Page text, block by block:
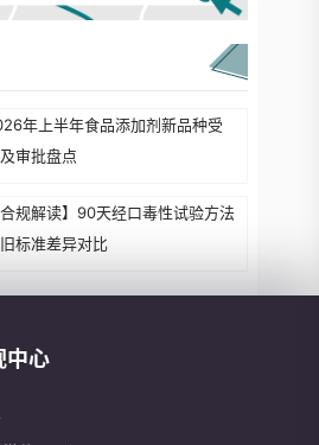
年上半年食品添加剂新品种受
审批盘点
合规解读】90天经口毒性试验方法
标准差异对比
中心